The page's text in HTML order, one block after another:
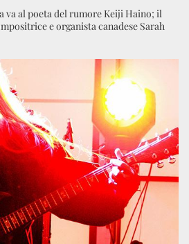
va al poeta del rumore Keiji Haino; il
e organista canadese Sarah